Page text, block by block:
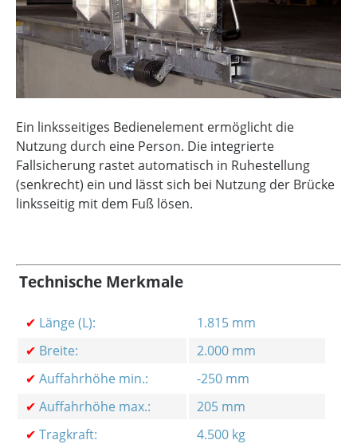
Ein linksseitiges Bedienelement ermöglicht die
Nutzung durch eine Person. Die integrierte
Fallsicherung rastet automatisch in Ruhestellung
(senkrecht) ein und lässt sich bei Nutzung der Brücke
linksseitig mit dem Fuß lösen.
Technische Merkmale
✔ Länge (L):
1.815 mm
✔ Breite:
2.000 mm
✔ Auffahrhöhe min.:
-250 mm
✔ Auffahrhöhe max.:
205 mm
✔ Tragkraft:
4.500 kg